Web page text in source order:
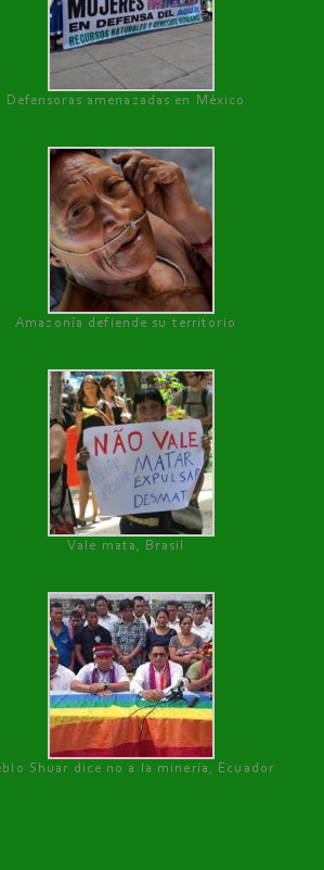
Defensoras amenazadas en México
Amazonía defiende su territorio
Vale mata, Brasil
Shuar dice no a la minería, Ecuador